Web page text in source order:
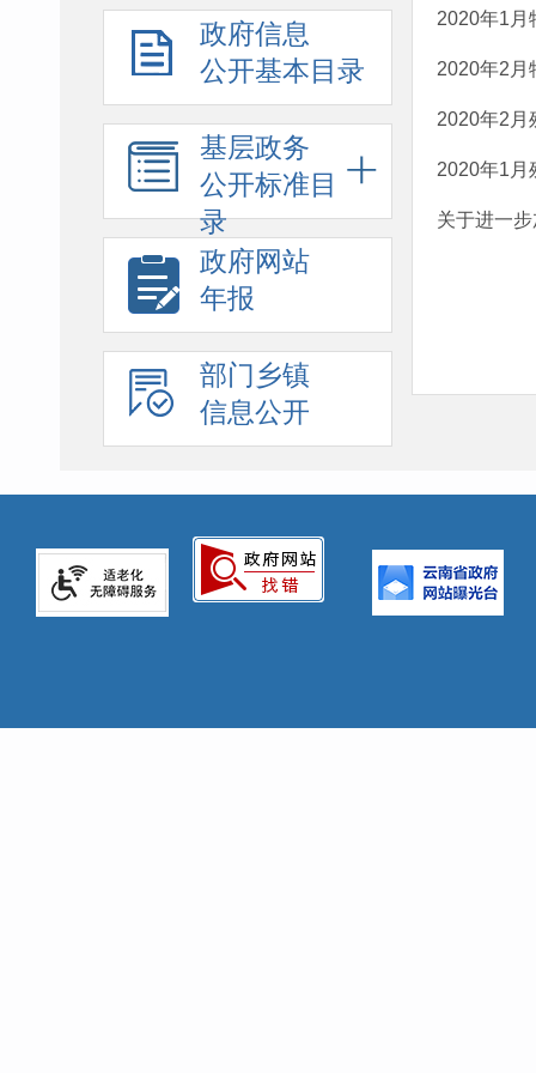
政府信息
公开基本目录
基层政务
公开标准目
录
政府网站
年报
部门乡镇
信息公开
2020年1月
2020年2月
2020年2月
2020年1月
关于进一